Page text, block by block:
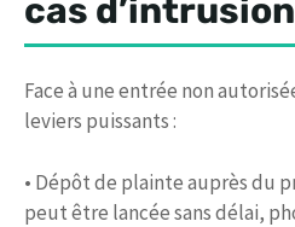
cas d’intrusion
Face à une entrée non
leviers puissants :
• Dépôt de plainte auprès du
peut être lancée sans délai,